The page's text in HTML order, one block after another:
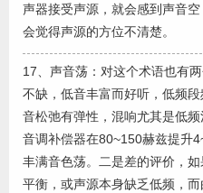
声器接受声源，就会感到声音
会觉得声源的方位不清楚。
17、声音荡：对这个术语也有
不缺，低音丰富而好听，低频
音松弛有弹性，混响尤其是低
音调补偿器在80~150赫兹提升
丰满音色荡。二是差的评价，
平衡，或声源本身缺乏低频，